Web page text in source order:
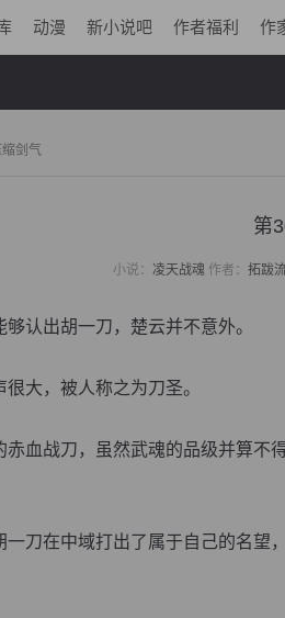
动漫 新小说吧 作者福利 作
剑气
第
小说： 凌天战魂作者： 拓跋
出胡一刀，楚云并不意外。
大，被人称之为刀圣。
战刀，虽然武魂的品级并算不
在中域打出了属于自己的名望